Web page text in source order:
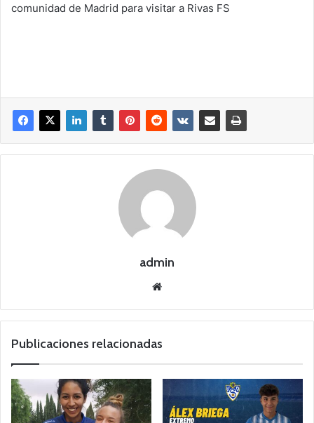
comunidad de Madrid para visitar a Rivas FS
admin
we
Publicaciones relacionadas